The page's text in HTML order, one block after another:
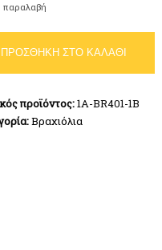
παραλαβή
ΠΡΟΣΘΉΚΗ ΣΤΟ ΚΑΛΆΘΙ
προϊόντος:1A-BR401-1B
Βραχιόλια